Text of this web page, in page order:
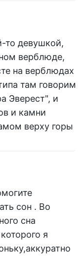
то девушкой,
верблюде,
на верблюдах
там говорим
Эверест", и
и камни
верху горы
сон . Во
сна
я